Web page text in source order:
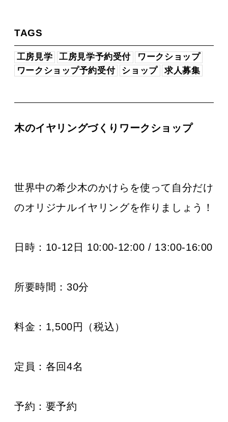
TAGS
工房見学 工房見学予約受付
ワークショップ
ワークショップ予約受付
ショップ 求人募集
木のイヤリングづくりワークショップ
世界中の希少木のかけらを使って自分だけ
のオリジナルイヤリングを作りましょう！
日時： 10-12日 10:00-12:00 / 13:00-16:00
所要時間： 30分
料金：1,500円（税込）
定員： 各回4名
予約： 要予約